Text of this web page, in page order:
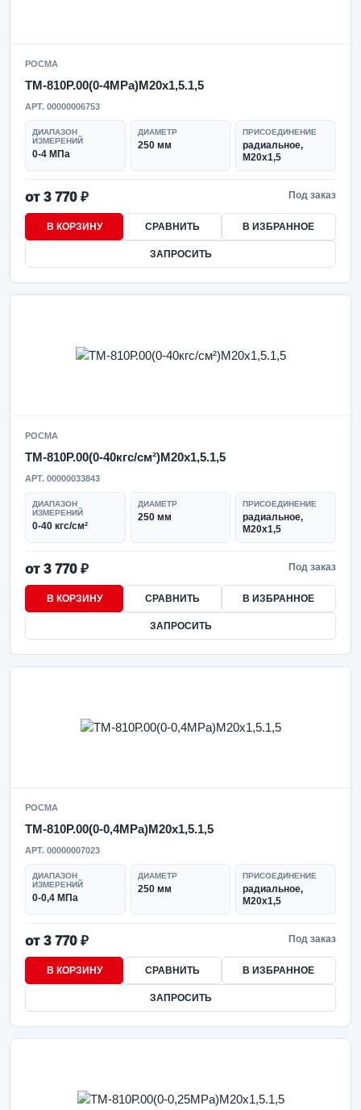
РОСМА
ТМ-810Р.00(0-4MPa)M20x1,5.1,5
АРТ. 00000006753
ДИАПАЗОН
ИЗМЕРЕНИЙ
0-4 МПа
ДИАМЕТР
250 мм
ПРИСОЕДИНЕНИЕ
радиальное,
M20x1,5
от 3 770 ₽ Под заказ
В КОРЗИНУ СРАВНИТЬ В ИЗБРАННОЕ
ЗАПРОСИТЬ
РОСМА
ТМ-810Р.00(0-40кгс/см²)M20x1,5.1,5
АРТ. 00000033843
ДИАПАЗОН
ИЗМЕРЕНИЙ
0-40 кгс/см²
ДИАМЕТР
250 мм
ПРИСОЕДИНЕНИЕ
радиальное,
M20x1,5
от 3 770 ₽ Под заказ
В КОРЗИНУ СРАВНИТЬ В ИЗБРАННОЕ
ЗАПРОСИТЬ
РОСМА
ТМ-810Р.00(0-0,4MPa)M20x1,5.1,5
АРТ. 00000007023
ДИАПАЗОН
ИЗМЕРЕНИЙ
0-0,4 МПа
ДИАМЕТР
250 мм
ПРИСОЕДИНЕНИЕ
радиальное,
M20x1,5
от 3 770 ₽ Под заказ
В КОРЗИНУ СРАВНИТЬ В ИЗБРАННОЕ
ЗАПРОСИТЬ